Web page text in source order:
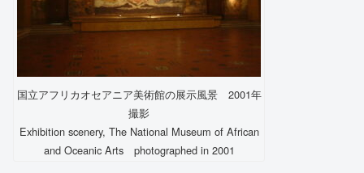
国立アフリカオセアニア美術館の展示風景 2001年
撮影
Exhibition scenery, The National Museum of African
and Oceanic Arts photographed in 2001